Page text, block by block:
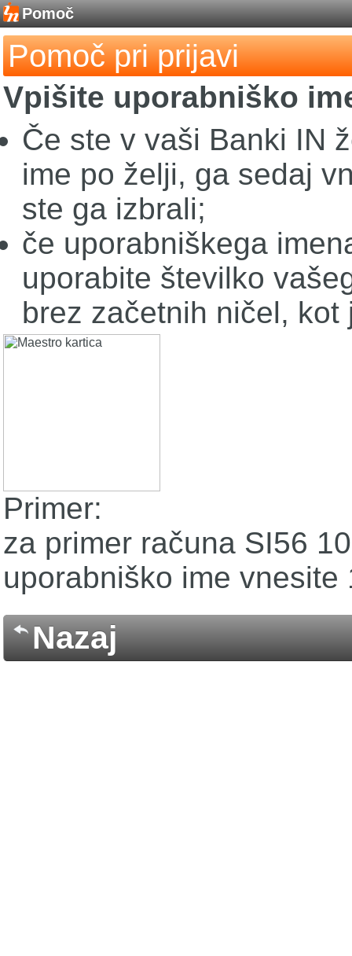
Pomoč
Pomoč pri prijavi
Vpišite uporabniško
Če ste v vaši Banki IN
ime po želji, ga sedaj
ste ga izbrali;
če uporabniškega
uporabite številko
brez začetnih ničel,
Primer:
za primer računa SI56
uporabniško ime vnesite
Nazaj